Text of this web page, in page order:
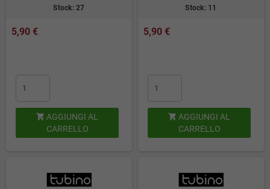
Stock: 27
5,90 €
 AGGIUNGI AL
CARRELLO
Stock: 11
5,90 €
 AGGIUNGI AL
CARRELLO